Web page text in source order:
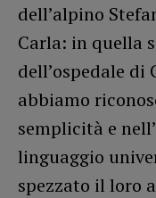
dell’alpino
Carla: in quella
dell’ospedale
abbiamo
semplicità e
linguaggio
spezzato il loro